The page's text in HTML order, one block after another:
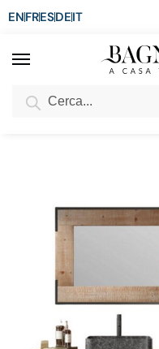
ENFRESDEIT
SCONTO del 3%